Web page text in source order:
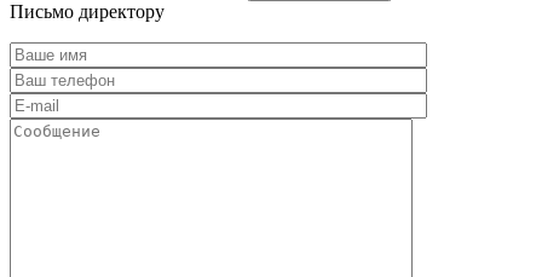
Письмо директору